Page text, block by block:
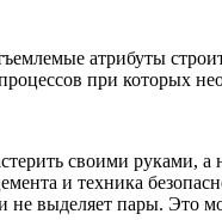
атрибуты
при которых
своими руками,
и техника
не выделяет пары.